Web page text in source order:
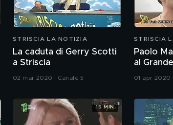
STRISCIA LA NOTIZIA
La caduta di Gerry Scotti
a Striscia
02 mar 2020 | Canale 5
STRISCIA
Paolo
al
01 apr 2020
15 MIN